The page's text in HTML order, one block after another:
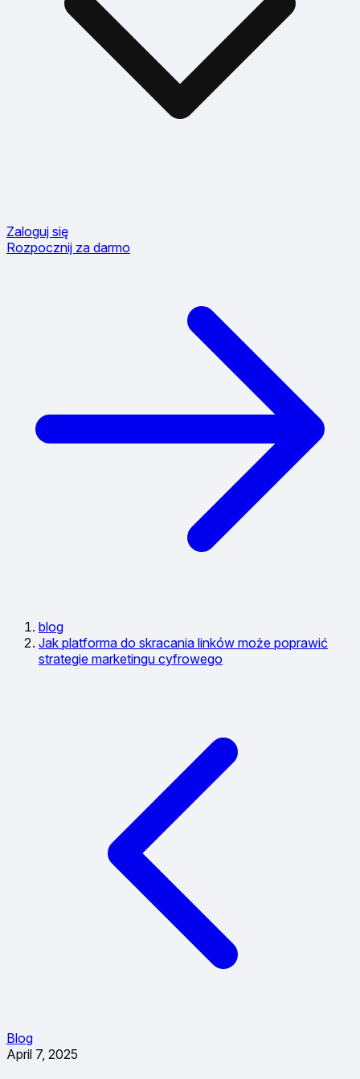
Zaloguj się
Rozpocznij za darmo
blog
Jak platforma do skracania linków może poprawić
strategie marketingu cyfrowego
Blog
April 7, 2025